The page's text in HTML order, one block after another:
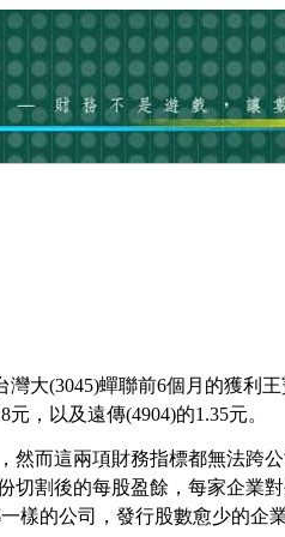
大(3045)蟬聯前6個月的獲利
，以及遠傳(4904)的1.35元。
然而這兩項財務指標都無法跨公
切割後的每股盈餘，每家企業
的公司，發行股數愈少的企業